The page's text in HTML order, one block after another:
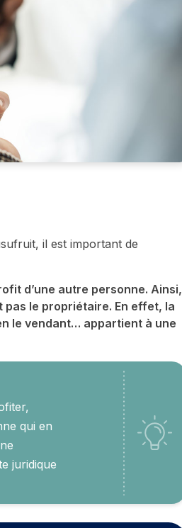
il est important de
d’une autre personne. Ainsi,
pas le propriétaire. En effet, la
le vendant… appartient à une
qui en
juridique